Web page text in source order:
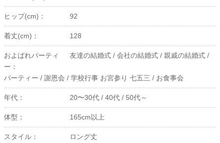
ヒップ(cm)： 92
着丈(cm)： 128
およばれパーティ
ー：
友達の結婚式 / 会社の結婚式 / 親戚の結婚式 /
パーティー / 謝恩会 / 学校行事 お宮参り 七五三 / お食事会
年代： 20〜30代 / 40代 / 50代～
体型： 165cm以上
スタイル： ロング丈